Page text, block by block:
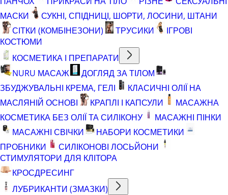
МАСКИ
СУКНІ, СПІДНИЦІ, ШОРТИ, ЛОСИНИ, ШТАНИ
СІТКИ (КОМБІНЕЗОНИ)
ТРУСИКИ
ІГРОВІ
КОСТЮМИ
КОСМЕТИКА І ПРЕПАРАТИ
NURU МАСАЖ
ДОГЛЯД ЗА ТІЛОМ
ЗБУДЖУВАЛЬНІ КРЕМА, ГЕЛІ
КЛАСИЧНІ ОЛІЇ НА
МАСЛЯНІЙ ОСНОВІ
КРАПЛІ І КАПСУЛИ
МАСАЖНА
КОСМЕТИКА БЕЗ ОЛІЇ ТА СИЛІКОНУ
МАСАЖНІ ПІНКИ
МАСАЖНІ СВІЧКИ
НАБОРИ КОСМЕТИКИ
ПРОБНИКИ
СИЛІКОНОВІ ЛОСЬЙОНИ
СТИМУЛЯТОРИ ДЛЯ КЛІТОРА
КРОСДРЕСИНГ
ЛУБРИКАНТИ (ЗМАЗКИ)